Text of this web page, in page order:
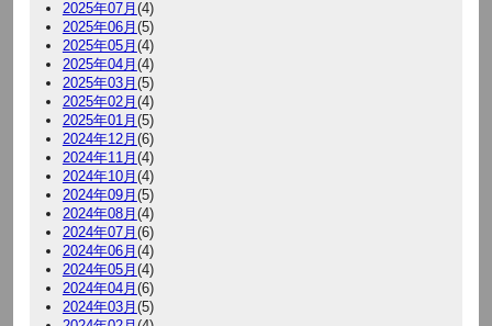
2025年07月 (4)
2025年06月 (5)
2025年05月 (4)
2025年04月 (4)
2025年03月 (5)
2025年02月 (4)
2025年01月 (5)
2024年12月 (6)
2024年11月 (4)
2024年10月 (4)
2024年09月 (5)
2024年08月 (4)
2024年07月 (6)
2024年06月 (4)
2024年05月 (4)
2024年04月 (6)
2024年03月 (5)